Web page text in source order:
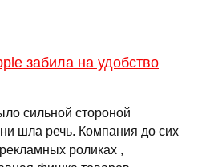
забила на удобство
сильной стороной
шла речь. Компания до сих
роликах ,